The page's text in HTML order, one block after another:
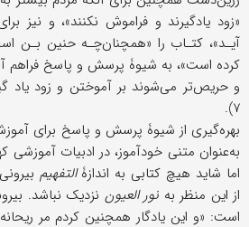
«زود یادگیرند و فراموش نکنند»، و نیز
آیـد»، کتـاب را «همچنان‌چـه حنین بـن
کرده است»، به شیوۀ پرسش و پاسخ فراهم
و حریص‌تر می‌شوند بر آموختن و زود یاد
۷).
بهره‌گیری از شیوۀ پرسش و پاسخ برای
به‌عنوان متنی خودآموز، در ادبیات آموزشی
اما شاید هیچ کتابی به اندازۀالتفهیم
از این منظر به نور العیون نزدیک نباشد.
است: «و این یادگار همچنین کردم مر